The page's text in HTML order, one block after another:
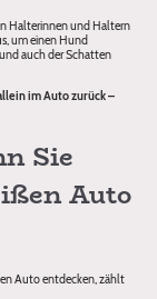
Halterinnen und Haltern
um einen Hund
auch der Schatten
im Auto zurück –
Sie
Auto
Auto entdecken, zählt